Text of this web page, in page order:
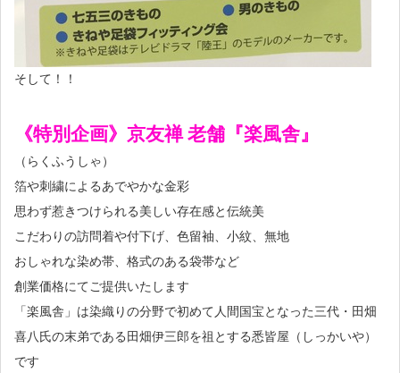
そして！！
《特別企画》京友禅 老舗『楽風舎』
（らくふうしゃ）
箔や刺繍によるあでやかな金彩
思わず惹きつけられる美しい存在感と伝統美
こだわりの訪問着や付下げ、色留袖、小紋、無地
おしゃれな染め帯、格式のある袋帯など
創業価格にてご提供いたします
「楽風舎」は染織りの分野で初めて人間国宝となった三代・田畑
喜八氏の末弟である田畑伊三郎を祖とする悉皆屋（しっかいや）
です